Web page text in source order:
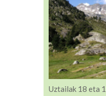
Uztailak 18 eta